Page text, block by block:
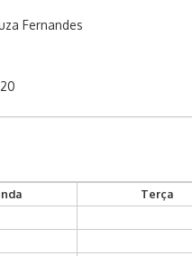
Fernandes
Terça